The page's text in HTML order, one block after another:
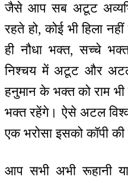
जैसे आप सब अटूट
रहते हो, कोई भी हिला
ही नौधा भक्त, सच्चे
निश्चय में अटूट और अटल
हनुमान के भक्त को राम
भक्त रहेंगे। ऐसे अटल
एक भरोसा इसको कॉपी की
आप सभी अभी रूहानी